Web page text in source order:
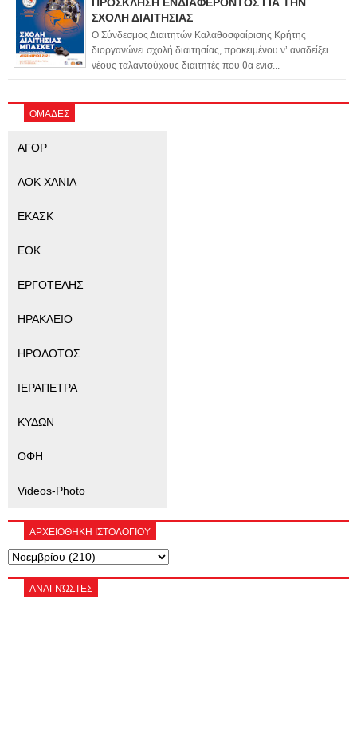
ΣΧΟΛΗ ΔΙΑΙΤΗΣΙΑΣ
Ο Σύνδεσμος Διαιτητών Καλαθοσφαίρισης Κρήτης
διοργανώνει σχολή διαιτησίας, προκειμένου ν’ αναδείξει
νέους ταλαντούχους διαιτητές που θα ενισ...
ΟΜΑΔΕΣ
ΑΓΟΡ
ΑΟΚ ΧΑΝΙΑ
ΕΚΑΣΚ
ΕΟΚ
ΕΡΓΟΤΕΛΗΣ
ΗΡΑΚΛΕΙΟ
ΗΡΟΔΟΤΟΣ
ΙΕΡΑΠΕΤΡΑ
ΚΥΔΩΝ
ΟΦΗ
Videos-Photo
ΑΡΧΕΙΟΘΗΚΗ ΙΣΤΟΛΟΓΙΟΥ
ΑΝΑΓΝΏΣΤΕΣ